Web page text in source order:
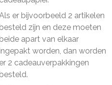
er bijvoorbeeld 2 artikelen
besteld zijn en deze moeten
beide apart van elkaar
ingepakt worden, dan worden
er 2 cadeauverpakkingen
besteld.